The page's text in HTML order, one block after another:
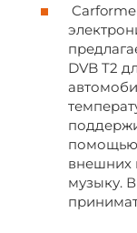
DVB T2
помощью
внешних
музыку.